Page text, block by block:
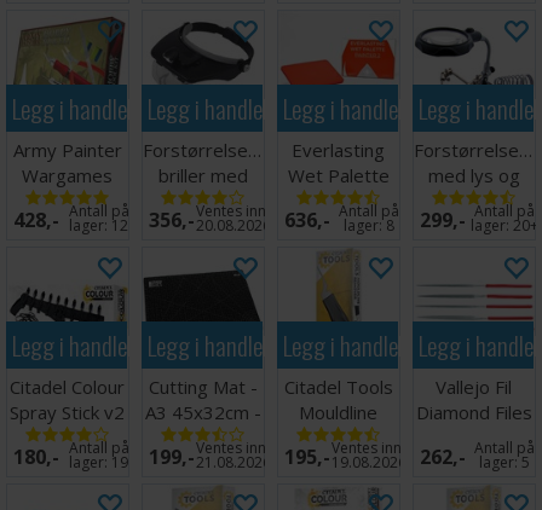
Legg i handlekurven
Army Painter
Wargames
Hobby Tool
Kit
428,- Antall på
lager: 12
Legg i handlekurven
Forstørrelsesglass
briller med
LED lys
356,-Ventes inn
20.08.2026
Legg i handlekurven
Everlasting
Wet Palette
Painter v2
636,- Antall på
lager:8
Legg i
med lys og
holder
299,- Antall på
lager:20+
Legg i handlekurven
Citadel Colour
Spray Stick v2
180,- Antall på
lager: 19
Legg i handlekurven
Cutting Mat -
A3 45x32cm -
Sort
199,-Ventes inn
21.08.2026
Legg i handlekurven
Citadel Tools
Mouldline
Remover
195,-Ventes inn
19.08.2026
Legg i
Vallejo Fil
Diamond Files
- 5 stk
262,- Antall på
lager:5